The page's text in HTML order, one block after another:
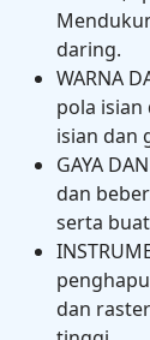
daring.
WARNA
pola
isian dan
GAYA
dan
serta
dan